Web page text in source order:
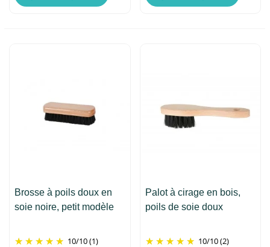
Brosse à poils doux en
soie noire, petit modèle
10/10(1)
Palot à cirage en bois,
poils de soie doux
10/10(2)